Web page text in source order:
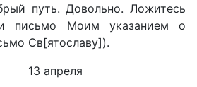
путь. Довольно. Ложитесь
письмо Моим указанием о
Св[ятославу]).
13 апреля